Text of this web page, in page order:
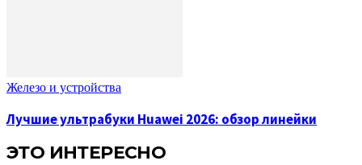
Железо и устройства
Лучшие ультрабуки Huawei 2026: обзор линейки
ЭТО ИНТЕРЕСНО